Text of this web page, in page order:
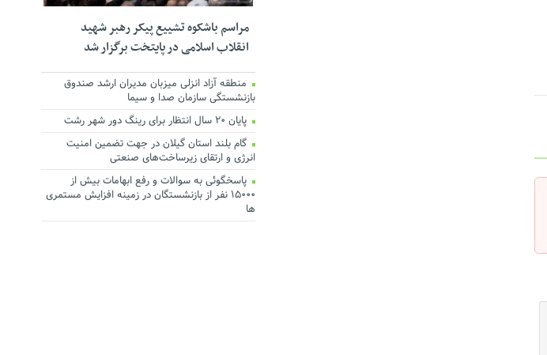
مراسم باشکوه تشییع پیکر رهبر شهید
انقلاب اسلامی در پایتخت برگزار شد
منطقه آزاد انزلی میزبان مدیران ارشد صندوق
بازنشستگی سازمان صدا و سیما
پایان ۲۰ سال انتظار برای رینگ دور شهر رشت
گام بلند استان گیلان در جهت تضمین امنیت
انرژی و ارتقای زیرساخت‌های صنعتی
پاسخگوئی به سوالات و رفع ابهامات بیش از
۱۵۰۰۰ نفر از بازنشستگان در زمینه افزایش مستمری
ها